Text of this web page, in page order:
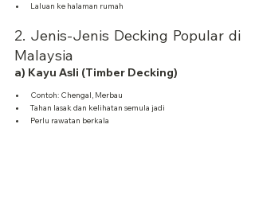
Laluan ke halaman rumah
2. Jenis-Jenis Decking Popular di
Malaysia
a) Kayu Asli (Timber Decking)
Contoh: Chengal, Merbau
Tahan lasak dan kelihatan semula jadi
Perlu rawatan berkala